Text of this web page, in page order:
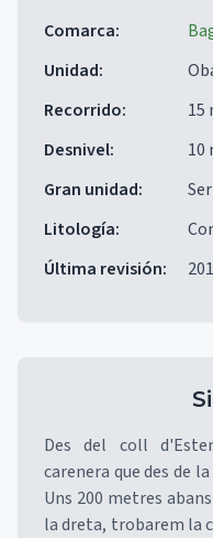
Comarca:
Unidad:
Recorrido:
15
Desnivel:
10
Gran unidad:
Litología:
Última revisión:
Des del coll
carenera que des de
Uns 200 metres
la dreta, trobarem la